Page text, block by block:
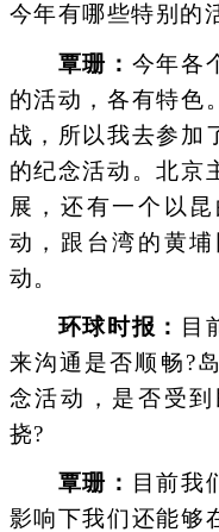
今年有哪些特别的
覃珊： 今年各
的活动，各有特色
战，所以我去参加
的纪念活动。北京
展，还有一个以
动，跟台湾的黄
动。
环球时报： 目
来沟通是否顺畅?
念活动，是否受
挠?
覃珊：
目前我
影响下我们还能够